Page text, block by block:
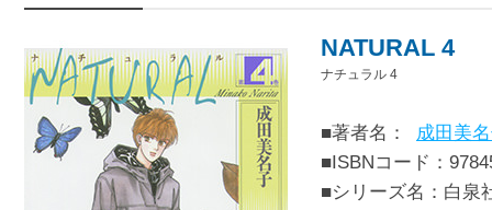
NATURAL 4
ナチュラル 4
■著者名：
成田美
■ISBNコード：
■シリーズ名：白泉